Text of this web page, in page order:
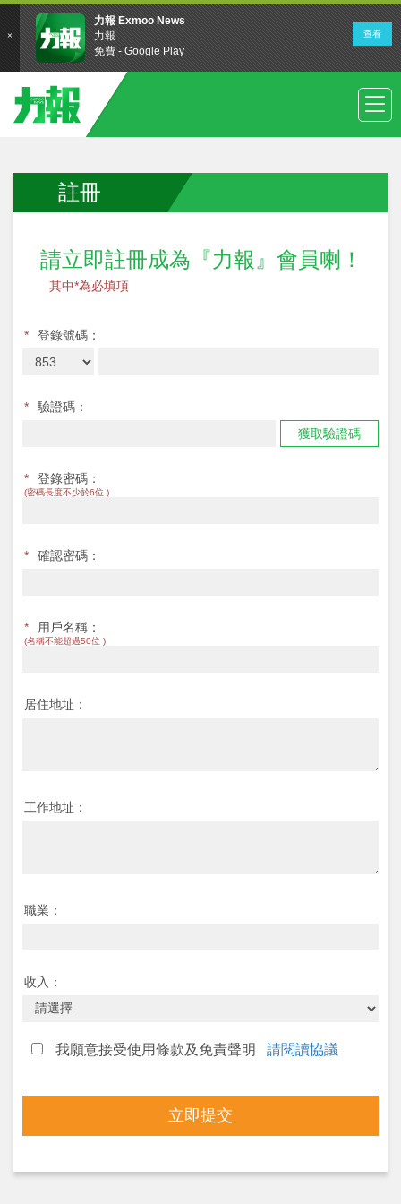
註冊
請立即註冊成為『力報』會員喇！
其中*為必填項
* 登錄號碼：
*
驗證碼：
獲取驗證碼
* 登錄密碼：
(密碼長度不少於6位 )
* 確認密碼：
* 用戶名稱：
(名稱不能超過50位 )
居住地址：
工作地址：
職業：
收入：
我願意接受使用條款及免責聲明 請閱讀協議